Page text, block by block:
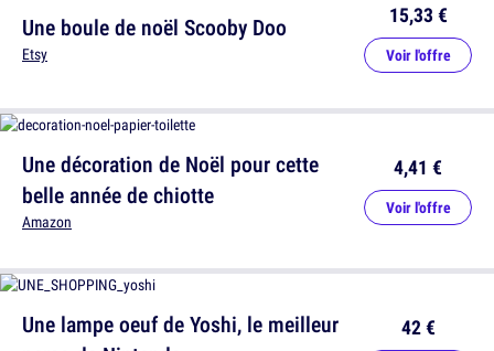
Une boule de noël Scooby Doo
Etsy
15,33 €
Voir l'offre
Une lampe oeuf de Yoshi, le meilleur
42 €
Une décoration de Noël pour cette
belle année de chiotte
Amazon
4,41 €
Voir l'offre